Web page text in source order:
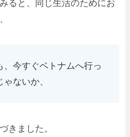
ると、同じ生活のためにお
、今すぐベトナムへ行っ
ないか、
きました。